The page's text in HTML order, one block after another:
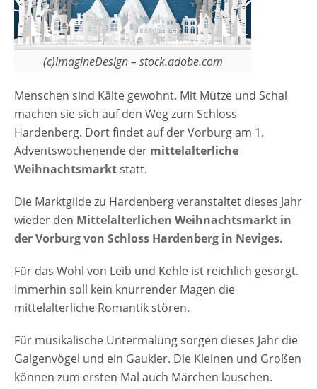
(c)ImagineDesign – stock.adobe.com
Menschen sind Kälte gewohnt. Mit Mütze und Schal
machen sie sich auf den Weg zum Schloss
Hardenberg. Dort findet auf der Vorburg am 1.
Adventswochenende der mittelalterliche
Weihnachtsmarktstatt.
Die Marktgilde zu Hardenberg veranstaltet dieses Jahr
wieder den Mittelalterlichen Weihnachtsmarkt in
der Vorburg von Schloss Hardenberg in Neviges.
Für das Wohl von Leib und Kehle ist reichlich gesorgt.
Immerhin soll kein knurrender Magen die
mittelalterliche Romantik stören.
Für musikalische Untermalung sorgen dieses Jahr die
Galgenvögel und ein Gaukler. Die Kleinen und Großen
können zum ersten Mal auch Märchen lauschen.